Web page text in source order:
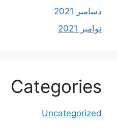
دسامبر 2021
نوامبر 2021
Categories
Uncategorized